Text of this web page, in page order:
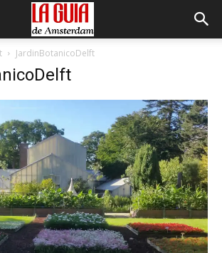
JardinBotanicoDelft